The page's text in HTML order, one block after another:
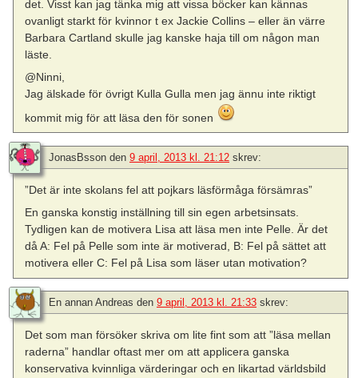
det. Visst kan jag tänka mig att vissa böcker kan kännas
ovanligt starkt för kvinnor t ex Jackie Collins – eller än värre
Barbara Cartland skulle jag kanske haja till om någon man
läste.
@Ninni,
Jag älskade för övrigt Kulla Gulla men jag ännu inte riktigt
kommit mig för att läsa den för sonen
JonasBsson den 9 april, 2013 kl. 21:12 skrev:
”Det är inte skolans fel att pojkars läsförmåga försämras”
En ganska konstig inställning till sin egen arbetsinsats.
Tydligen kan de motivera Lisa att läsa men inte Pelle. Är det
då A: Fel på Pelle som inte är motiverad, B: Fel på sättet att
motivera eller C: Fel på Lisa som läser utan motivation?
En annan Andreas den 9 april, 2013 kl. 21:33 skrev:
Det som man försöker skriva om lite fint som att ”läsa mellan
raderna” handlar oftast mer om att applicera ganska
konservativa kvinnliga värderingar och en likartad världsbild